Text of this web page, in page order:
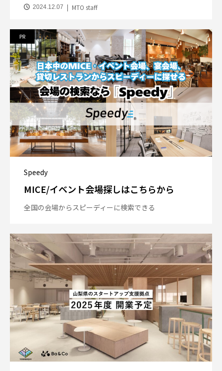
2024.12.07 MTO staff
Speedy
MICE/イベント会場探しはこちらから
全国の会場からスピーディーに検索できる
PR